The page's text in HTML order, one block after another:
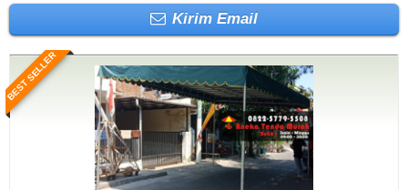
Kirim Email
BEST SELLER